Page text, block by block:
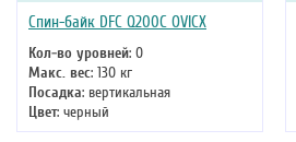
Спин-байк DFC Q200C OVICX
Кол-во уровней: 0
Макс. вес: 130 кг
Посадка: вертикальная
Цвет: черный
Система нагружения: магнитная